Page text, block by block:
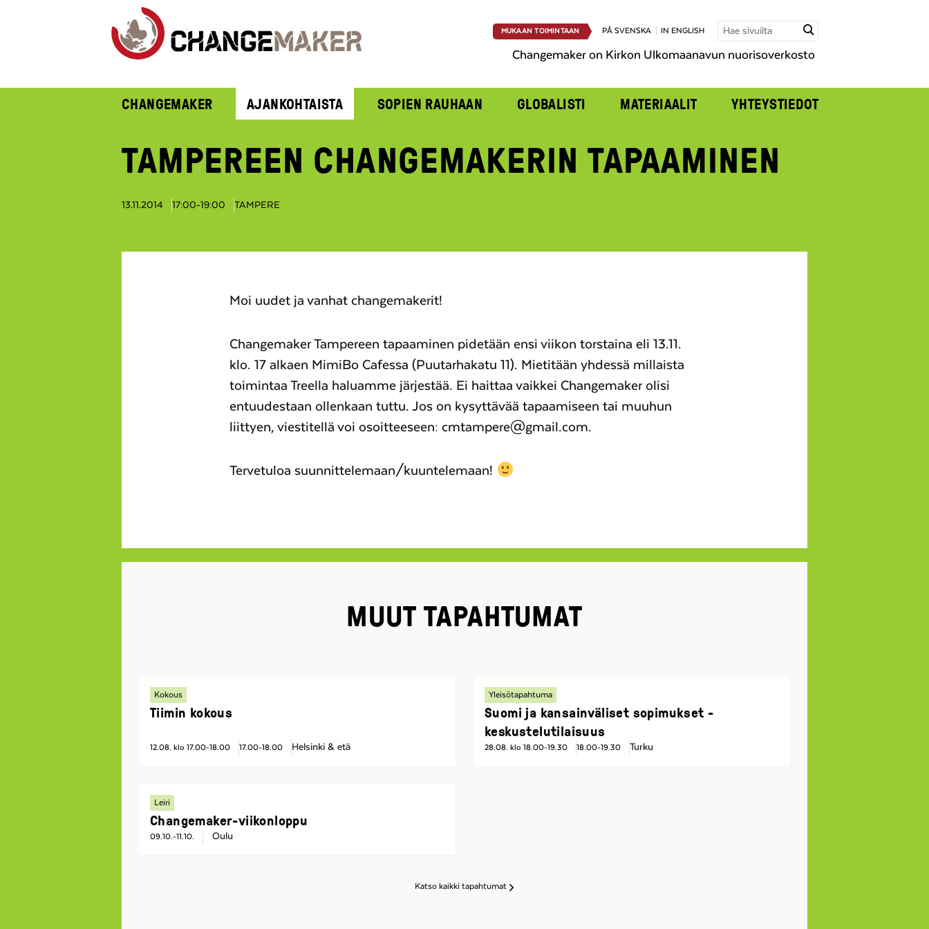
MUKAAN TOIMINTAAN PÅ SVENSKA IN ENGLISH
Changemaker on Kirkon Ulkomaanavun nuorisoverkosto
CHANGEMAKER AJANKOHTAISTA SOPIEN RAUHAAN GLOBALISTI MATERIAALIT YHTEYSTIEDOT
TAMPEREEN CHANGEMAKERIN TAPAAMINEN
13.11.2014 17:00-19:00 TAMPERE
Moi uudet ja vanhat changemakerit!
Changemaker Tampereen tapaaminen pidetään ensi viikon torstaina eli 13.11.
klo. 17 alkaen MimiBo Cafessa (Puutarhakatu 11). Mietitään yhdessä millaista
toimintaa Treella haluamme järjestää. Ei haittaa vaikkei Changemaker olisi
entuudestaan ollenkaan tuttu. Jos on kysyttävää tapaamiseen tai muuhun
liittyen, viestitellä voi osoitteeseen: cmtampere@gmail.com.
Tervetuloa suunnittelemaan/kuuntelemaan!
MUUT TAPAHTUMAT
Kokous
Tiimin kokous
12.08. klo 17.00-18.00 17.00-18.00 Helsinki & etä
Yleisötapahtuma
Suomi ja kansainväliset sopimukset -
keskustelutilaisuus
28.08. klo 18.00-19.30 18.00-19.30 Turku
Leiri
Changemaker-viikonloppu
09.10.-11.10. Oulu
Katso kaikki tapahtumat